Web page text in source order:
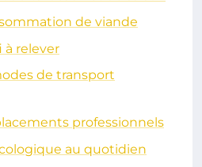
de viande
à relever
de transport
professionnels
au quotidien